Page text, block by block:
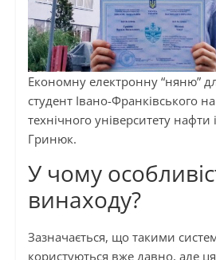
Економну електронну “няню”
студент Івано-Франківського
технічного університету нафти
Гринюк.
У чому
винаходу?
Зазначається, що такими
користуються вже давно, але